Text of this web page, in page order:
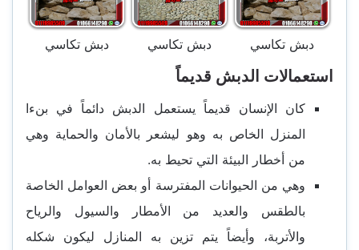
دبش تكاسي دبش تكاسي دبش تكاسي
استعمالات الدبش قديماً
كان الإنسان قديماً يستعمل الدبش دائماً في بنءا
المنزل الخاص به وهو ليشعر بالأمان والحماية وهي
من أخطار البيئة التي تحيط به.
وهي من الحيوانات المفترسة أو بعض العوامل الخاصة
بالطقس والعديد من الأمطار والسيول والرياح
والأتربة، وأيضاً يتم تزين به المنازل ليكون شكله